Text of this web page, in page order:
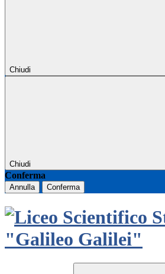
Chiudi
Chiudi
Conferma
Annulla Conferma